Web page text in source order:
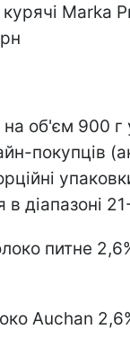
Marka
об'єм 900 г
покупців
діапазоні
питне
Auchan